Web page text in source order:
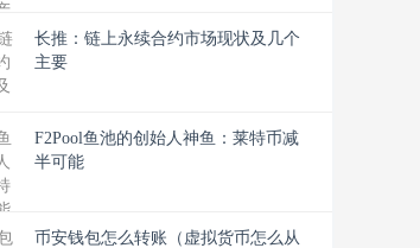
长推：链上永续合约市场现状及几个
主要
F2Pool鱼池的创始人神鱼：莱特币减
半可能
币安钱包怎么转账（虚拟货币怎么从